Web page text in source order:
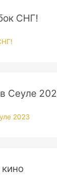
СНГ!
Сеуле